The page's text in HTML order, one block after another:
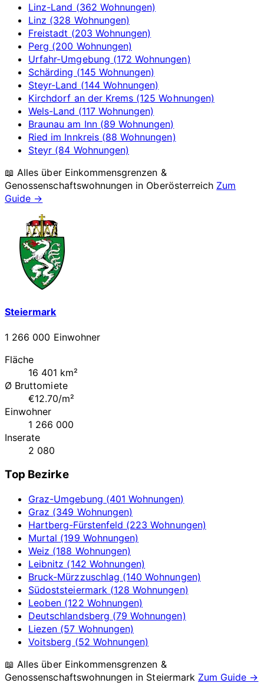
Linz-Land (362 Wohnungen)
Linz (328 Wohnungen)
Freistadt (203 Wohnungen)
Perg (200 Wohnungen)
Urfahr-Umgebung (172 Wohnungen)
Schärding (145 Wohnungen)
Steyr-Land (144 Wohnungen)
Kirchdorf an der Krems (125 Wohnungen)
Wels-Land (117 Wohnungen)
Braunau am Inn (89 Wohnungen)
Ried im Innkreis (88 Wohnungen)
Steyr (84 Wohnungen)
📖 Alles über Einkommensgrenzen &
Genossenschaftswohnungen in Oberösterreich Zum
Guide →
Steiermark
1 266 000 Einwohner
Fläche
16 401 km²
Ø Bruttomiete
€12.70/m²
Einwohner
1 266 000
Inserate
2 080
Top Bezirke
Graz-Umgebung (401 Wohnungen)
Graz (349 Wohnungen)
Hartberg-Fürstenfeld (223 Wohnungen)
Murtal (199 Wohnungen)
Weiz (188 Wohnungen)
Leibnitz (142 Wohnungen)
Bruck-Mürzzuschlag (140 Wohnungen)
Südoststeiermark (128 Wohnungen)
Leoben (122 Wohnungen)
Deutschlandsberg (79 Wohnungen)
Liezen (57 Wohnungen)
Voitsberg (52 Wohnungen)
📖 Alles über Einkommensgrenzen &
Genossenschaftswohnungen in Steiermark Zum Guide →